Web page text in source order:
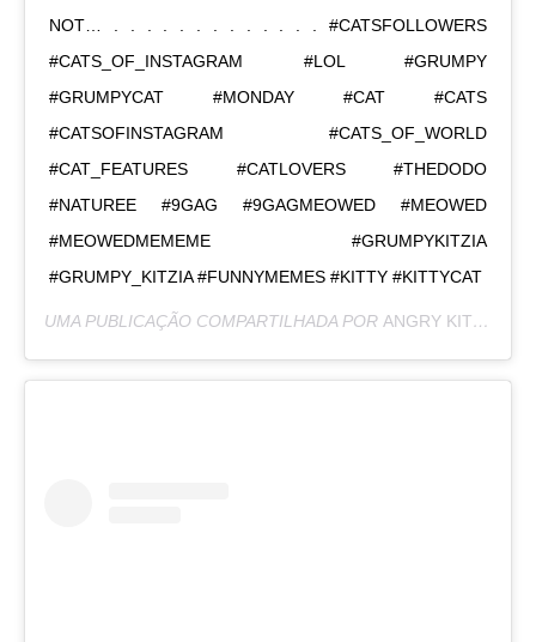
NOT… . . . . . . . . . . . . . #CATSFOLLOWERS
#CATS_OF_INSTAGRAM #LOL #GRUMPY
#GRUMPYCAT #MONDAY #CAT #CATS
#CATSOFINSTAGRAM #CATS_OF_WORLD
#CAT_FEATURES #CATLOVERS #THEDODO
#NATUREE #9GAG #9GAGMEOWED #MEOWED
#MEOWEDMEMEME #GRUMPYKITZIA
#GRUMPY_KITZIA #FUNNYMEMES #KITTY #KITTYCAT
UMA PUBLICAÇÃO COMPARTILHADA POR ANGRY KITZIA